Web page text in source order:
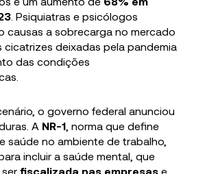
. Psiquiatras e psicólogos
causas a sobrecarga no mercado
cicatrizes deixadas pela pandemia
das condições
o governo federal anunciou
A NR-1 , norma que define
saúde no ambiente de trabalho,
incluir a saúde mental, que
serfiscalizada nas empresas e